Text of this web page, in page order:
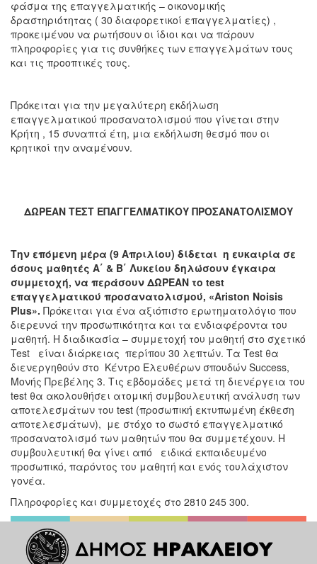
φάσμα της επαγγελματικής – οικονομικής
δραστηριότητας ( 30 διαφορετικοί επαγγελματίες) ,
προκειμένου να ρωτήσουν οι ίδιοι και να πάρουν
πληροφορίες για τις συνθήκες των επαγγελμάτων τους
και τις προοπτικές τους.
Πρόκειται για την μεγαλύτερη εκδήλωση
επαγγελματικού προσανατολισμού που γίνεται στην
Κρήτη , 15 συναπτά έτη, μια εκδήλωση θεσμό που οι
κρητικοί την αναμένουν.
ΔΩΡΕΑΝ ΤΕΣΤ ΕΠΑΓΓΕΛΜΑΤΙΚΟΥ ΠΡΟΣΑΝΑΤΟΛΙΣΜΟΥ
Την επόμενη μέρα (9 Απριλίου) δίδεται η ευκαιρία σε
όσους μαθητές A΄ & B΄ Λυκείου δηλώσουν έγκαιρα
συμμετοχή, να περάσουν ΔΩΡΕΑΝ το test
επαγγελματικού προσανατολισμού, «Ariston Noisis
Plus». Πρόκειται για ένα αξιόπιστο ερωτηματολόγιο που
διερευνά την προσωπικότητα και τα ενδιαφέροντα του
μαθητή. Η διαδικασία – συμμετοχή του μαθητή στο σχετικό
Test είναι διάρκειας περίπου 30 λεπτών. Τα Test θα
διενεργηθούν στο Κέντρο Ελευθέρων σπουδών Success,
Μονής Πρεβέλης 3. Τις εβδομάδες μετά τη διενέργεια του
test θα ακολουθήσει ατομική συμβουλευτική ανάλυση των
αποτελεσμάτων του test (προσωπική εκτυπωμένη έκθεση
αποτελεσμάτων), με στόχο το σωστό επαγγελματικό
προσανατολισμό των μαθητών που θα συμμετέχουν. Η
συμβουλευτική θα γίνει από ειδικά εκπαιδευμένο
προσωπικό, παρόντος του μαθητή και ενός τουλάχιστον
γονέα.
Πληροφορίες και συμμετοχές στο 2810 245 300.